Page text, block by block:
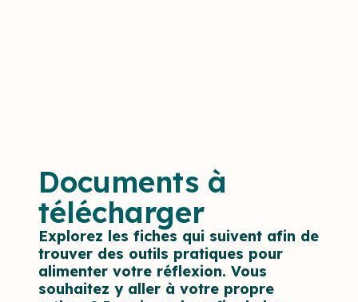
Documents à
télécharger
Explorez les fiches qui suivent afin de
trouver des outils pratiques pour
alimenter votre réflexion. Vous
souhaitez y aller à votre propre